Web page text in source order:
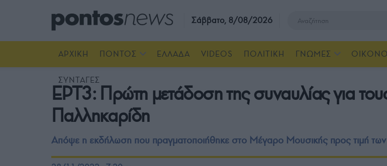
Σάββατο, 8/08/2026
ΑΡΧΙΚΗ ΠΟΝΤΟΣ ΕΛΛΑΔΑ VIDEOS ΠΟΛΙΤΙΚΗ ΓΝΩΜΕΣ
ΣΥΝΤΑΓΕΣ
ΕΡΤ3: Πρώτη μετάδοση της συναυλίας για
Παλληκαρίδη
Απόψε η εκδήλωση που πραγματοποιήθηκε στο Μέγαρο Μουσικής προς τιμή